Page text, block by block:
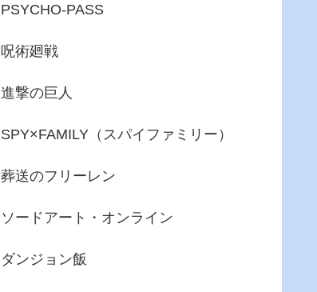
PSYCHO-PASS
呪術廻戦
進撃の巨人
SPY×FAMILY（スパイファミリー）
葬送のフリーレン
ソードアート・オンライン
ダンジョン飯